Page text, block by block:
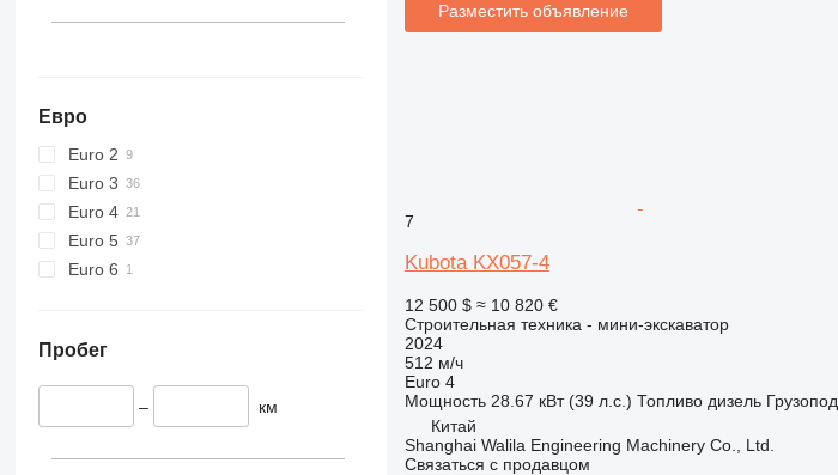
430
918
928
930
Евро
Euro 2
Euro 3
Euro 4
Euro 5
Euro 6
Пробег
– км
Разместить объявление
7
Kubota KX057-4
12 500 $ ≈ 10 820 €
Строительная техника - мини-экскаватор
2024
512 м/ч
Euro 4
Мощность 28.67 кВт (39 л.с.) Топливо дизель Грузопод.
Китай
Shanghai Walila Engineering Machinery Co., Ltd.
Связаться с продавцом